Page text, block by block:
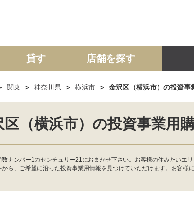
マンション 土地 事業投
貸す 店舗を探す
関東 神奈川県 横浜市 金沢区（横浜市）の投資事
区（横浜市）の投資事業用
ナンバー1のセンチュリー21におまかせ下さい。お客様の住みたいエ
ら、ご希望に沿った投資事業用情報を見つけていただけます。お客